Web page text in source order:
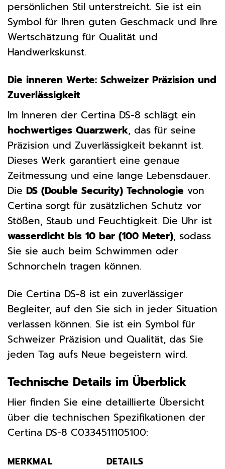
persönlichen Stil unterstreicht. Sie ist ein
Symbol für Ihren guten Geschmack und Ihre
Wertschätzung für Qualität und
Handwerkskunst.
Die inneren Werte: Schweizer Präzision und
Zuverlässigkeit
Im Inneren der Certina DS-8 schlägt ein
hochwertiges Quarzwerk, das für seine
Präzision und Zuverlässigkeit bekannt ist.
Dieses Werk garantiert eine genaue
Zeitmessung und eine lange Lebensdauer.
Die DS (Double Security) Technologie von
Certina sorgt für zusätzlichen Schutz vor
Stößen, Staub und Feuchtigkeit. Die Uhr ist
wasserdicht bis 10 bar (100 Meter), sodass
Sie sie auch beim Schwimmen oder
Schnorcheln tragen können.
Die Certina DS-8 ist ein zuverlässiger
Begleiter, auf den Sie sich in jeder Situation
verlassen können. Sie ist ein Symbol für
Schweizer Präzision und Qualität, das Sie
jeden Tag aufs Neue begeistern wird.
Technische Details im Überblick
Hier finden Sie eine detaillierte Übersicht
über die technischen Spezifikationen der
Certina DS-8 C0334511105100:
MERKMAL
DETAILS